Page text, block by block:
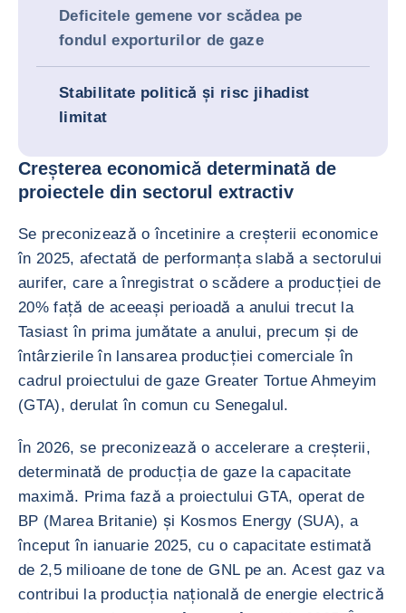
Deficitele gemene vor scădea pe
fondul exporturilor de gaze
Stabilitate politică și risc jihadist
limitat
Creșterea economică determinată de
proiectele din sectorul extractiv
Se preconizează o încetinire a creșterii economice
în 2025, afectată de performanța slabă a sectorului
aurifer, care a înregistrat o scădere a producției de
20% față de aceeași perioadă a anului trecut la
Tasiast în prima jumătate a anului, precum și de
întârzierile în lansarea producției comerciale în
cadrul proiectului de gaze Greater Tortue Ahmeyim
(GTA), derulat în comun cu Senegalul.
În 2026, se preconizează o accelerare a creșterii,
determinată de producția de gaze la capacitate
maximă. Prima fază a proiectului GTA, operat de
BP (Marea Britanie) și Kosmos Energy (SUA), a
început în ianuarie 2025, cu o capacitate estimată
de 2,5 milioane de tone de GNL pe an. Acest gaz va
contribui la producția națională de energie electrică